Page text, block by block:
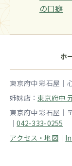
の口癖
ホ
東京府中 彩石屋｜
姉妹店：東京府中
東京府中 彩石屋｜
｜042-333-0255
アクセス・地図｜